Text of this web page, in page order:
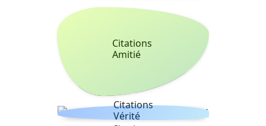
Citations
Amitié
Citations
Vérité